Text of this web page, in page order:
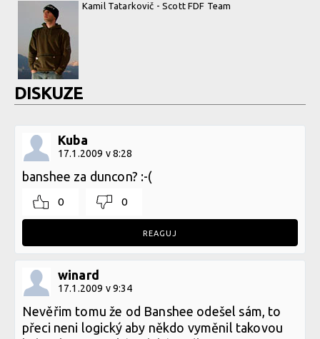
Kamil Tatarkovič - Scott FDF Team
DISKUZE
Kuba
17.1.2009 v 8:28
banshee za duncon? :-(
0 0
REAGUJ
winard
17.1.2009 v 9:34
Nevěřim tomu že od Banshee odešel sám, to
přeci neni logický aby někdo vyměnil takovou